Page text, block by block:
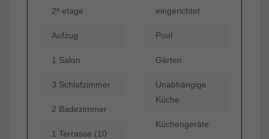
2ª etage
Aufzug
1 Salon
3 Schlafzimmer
2 Badezimmer
1 Terrasse (10
eingerichtet
Pool
Gärten
Unabhängige
Küche
Küchengeräte